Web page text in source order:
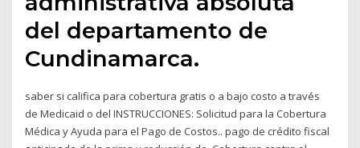
del departamento de
Cundinamarca.
saber si califica para cobertura gratis o a bajo costo a través
de Medicaid o del INSTRUCCIONES: Solicitud para la Cobertura
Médica y Ayuda para el Pago de Costos.. pago de crédito fiscal